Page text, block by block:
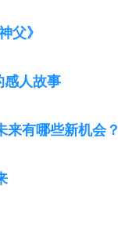
父》
感人故事
来有哪些新机会？